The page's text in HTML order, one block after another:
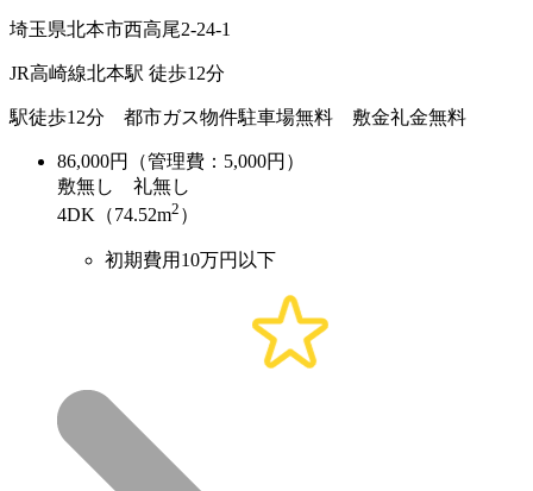
埼玉県北本市西高尾2-24-1
JR高崎線北本駅 徒歩12分
駅徒歩12分 都市ガス物件駐車場無料 敷金礼金無料
86,000円（管理費：5,000円）
敷無し 礼無し
4DK（74.52m2 ）
初期費用10万円以下